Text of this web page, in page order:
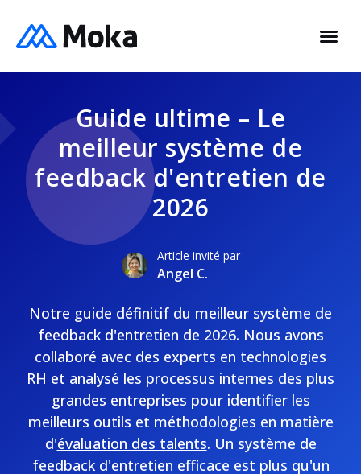
Guide ultime – Le
meilleur système de
feedback d'entretien de
2026
Article invité par
Angel C.
Notre guide définitif du meilleur système de
feedback d'entretien de 2026. Nous avons
collaboré avec des experts en technologies
RH et analysé les processus internes des plus
grandes entreprises pour identifier les
meilleurs outils et méthodologies en matière
d'évaluation des talents. Un système de
feedback d'entretien efficace est plus qu'un